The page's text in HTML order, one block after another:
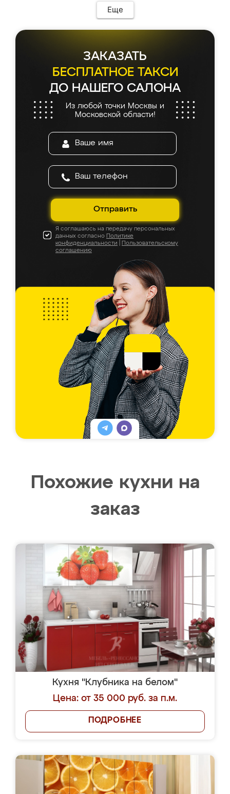
Еще
ЗАКАЗАТЬ
БЕСПЛАТНОЕ ТАКСИ
ДО НАШЕГО САЛОНА
Из любой точки Москвы и
Московской области!
Отправить
Я соглашаюсь на передачу персональных
данных согласно Политике
конфиденциальности
Пользовательскому
соглашению
Похожие кухни на
заказ
Кухня "Клубника на белом"
Цена: от 35 000 руб. за п.м.
ПОДРОБНЕЕ